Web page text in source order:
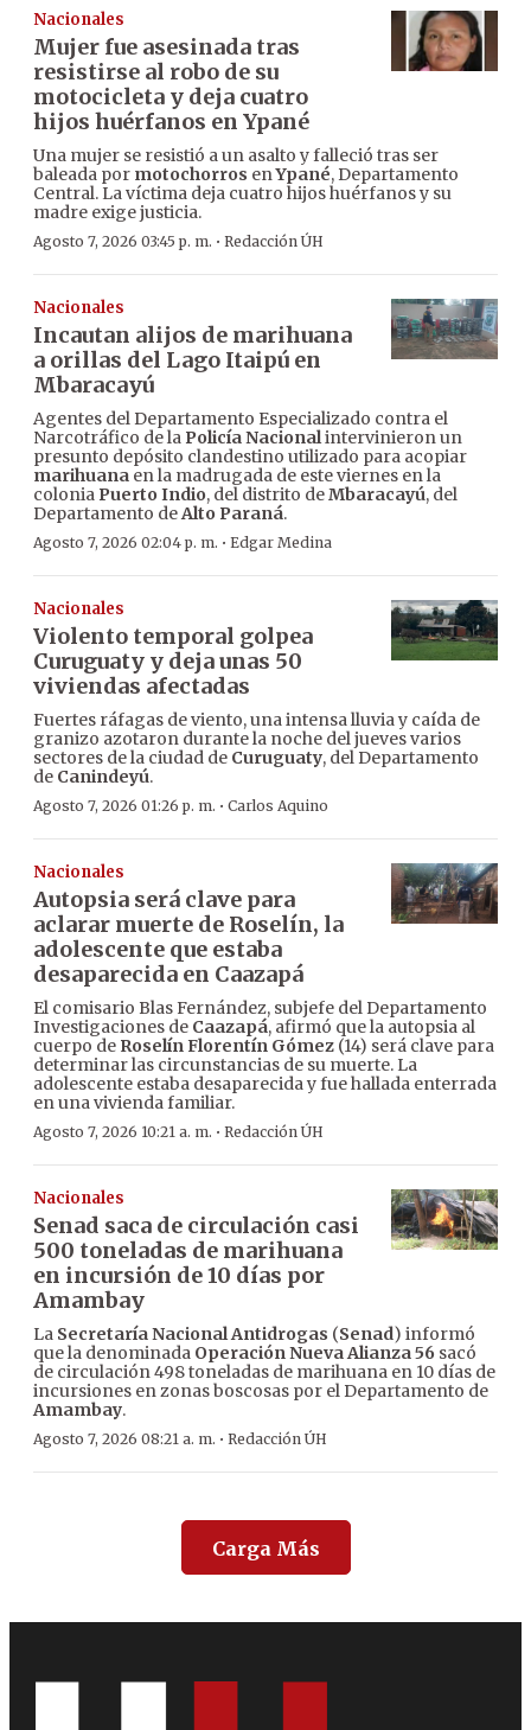
Nacionales
Mujer fue asesinada tras
resistirse al robo de su
motocicleta y deja cuatro
hijos huérfanos en Ypané
Una mujer se resistió a un asalto y falleció tras ser
baleada por motochorros enYpané, Departamento
Central. La víctima deja cuatro hijos huérfanos y su
madre exige justicia.
Agosto 7, 2026 03:45 p. m. · Redacción ÚH
Nacionales
Incautan alijos de marihuana
a orillas del Lago Itaipú en
Mbaracayú
Agentes del Departamento Especializado contra el
Narcotráfico de la Policía Nacionalintervinieron un
presunto depósito clandestino utilizado para acopiar
marihuana en la madrugada de este viernes en la
colonia Puerto Indio, del distrito deMbaracayú, del
Departamento deAlto Paraná.
Agosto 7, 2026 02:04 p. m. · Edgar Medina
Nacionales
Violento temporal golpea
Curuguaty y deja unas 50
viviendas afectadas
Fuertes ráfagas de viento, una intensa lluvia y caída de
granizo azotaron durante la noche del jueves varios
sectores de la ciudad de Curuguaty, del Departamento
de Canindeyú.
Agosto 7, 2026 01:26 p. m. · Carlos Aquino
Nacionales
Autopsia será clave para
aclarar muerte de Roselín, la
adolescente que estaba
desaparecida en Caazapá
El comisario Blas Fernández, subjefe del Departamento
Investigaciones de Caazapá, afirmó que la autopsia al
cuerpo de Roselín Florentín Gómez (14) será clave para
determinar las circunstancias de su muerte. La
adolescente estaba desaparecida y fue hallada enterrada
en una vivienda familiar.
Agosto 7, 2026 10:21 a. m. · Redacción ÚH
Nacionales
Senad saca de circulación casi
500 toneladas de marihuana
en incursión de 10 días por
Amambay
La Secretaría Nacional Antidrogas (Senad) informó
que la denominada Operación Nueva Alianza 56 sacó
de circulación 498 toneladas de marihuana en 10 días de
incursiones en zonas boscosas por el Departamento de
Amambay.
Agosto 7, 2026 08:21 a. m. · Redacción ÚH
Carga Más